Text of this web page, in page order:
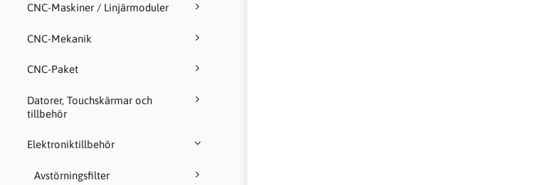
CNC-Maskiner / Linjärmoduler
CNC-Mekanik
CNC-Paket
Datorer, Touchskärmar och
tillbehör
Elektroniktillbehör
Avstörningsfilter